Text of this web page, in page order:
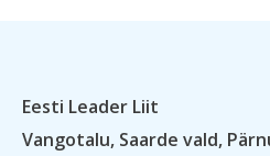
Eesti Leader Liit
Vangotalu, Saarde vald,